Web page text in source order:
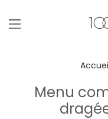
Menu